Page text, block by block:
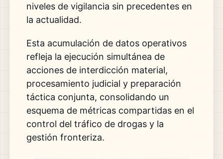
niveles de vigilancia sin precedentes en
la actualidad.
Esta acumulación de datos operativos
refleja la ejecución simultánea de
acciones de interdicción material,
procesamiento judicial y preparación
táctica conjunta, consolidando un
esquema de métricas compartidas en el
control del tráfico de drogas y la
gestión fronteriza.